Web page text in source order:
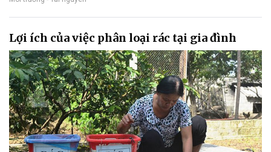
Lợi ích của việc phân loại rác tại gia đình